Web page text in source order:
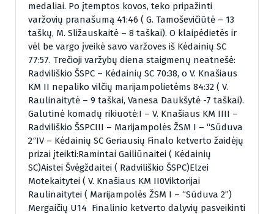
medaliai. Po įtemptos kovos, teko pripažinti
varžovių pranašumą 41:46 ( G. Tamoševičiūtė – 13
taškų, M. Sližauskaitė – 8 taškai). O klaipėdietės ir
vėl be vargo įveikė savo varžoves iš Kėdainių SC
77:57. Trečioji varžybų diena staigmenų neatnešė:
Radviliškio ŠSPC – Kėdainių SC 70:38, o V. Knašiaus
KM II nepaliko vilčių marijampolietėms 84:32 ( V.
Raulinaitytė – 9 taškai, Vanesa Daukšytė -7 taškai).
Galutinė komadų rikiuotė:I – V. Knašiaus KM IIII –
Radviliškio ŠSPCIII – Marijampolės ŽSM I – “Sūduva
2″IV – Kėdainių SC Geriausių Finalo ketverto žaidėjų
prizai įteikti:Ramintai Gailiūnaitei ( Kėdainių
SC)Aistei Švėgždaitei ( Radviliškio ŠSPC)Elzei
Motekaitytei ( V. Knašiaus KM II0Viktorijai
Raulinaitytei ( Marijampolės ŽSM I – “Sūduva 2”)
Mergaičių U14 Finalinio ketverto dalyvių pasveikinti